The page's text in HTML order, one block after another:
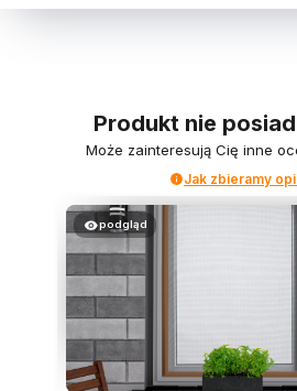
Produkt nie
Może zainteresują Cię inne
Jak zbieramy
podgląd